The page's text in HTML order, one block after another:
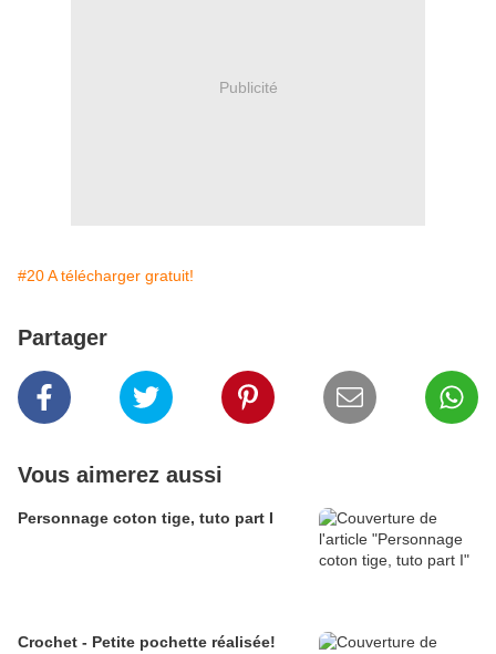
Publicité
#20 A télécharger gratuit!
Partager
Vous aimerez aussi
Personnage coton tige, tuto part I
Crochet - Petite pochette réalisée!